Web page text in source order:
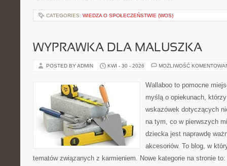
CATEGORIES: WIEDZA O SPOŁECZEŃSTWIE (WOS)
WYPRAWKA DLA MALUSZKA
POSTED BY ADMIN KWI - 30 - 2026 MOŻLIWOŚĆ
Wallaboo to pomocne
myślą o opiekunach,
wskazówek dotyczących
na tym, co w pierwszych
dziecka jest naprawdę
akcesoriów. To blog, w
tematów związanych z karmieniem. Nowe kategorie na stronie